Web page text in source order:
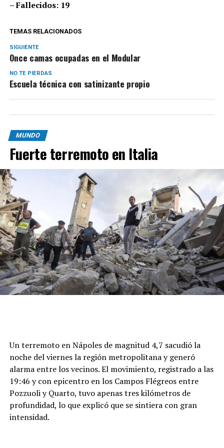
– Fallecidos: 19
TEMAS RELACIONADOS
SIGUIENTE
Once camas ocupadas en el Modular
NO TE PIERDAS
Escuela técnica con satinizante propio
MUNDO
Fuerte terremoto en Italia
Un terremoto en Nápoles de magnitud 4,7 sacudió la
noche del viernes la región metropolitana y generó
alarma entre los vecinos. El movimiento, registrado a las
19:46 y con epicentro en los Campos Flégreos entre
Pozzuoli y Quarto, tuvo apenas tres kilómetros de
profundidad, lo que explicó que se sintiera con gran
intensidad.